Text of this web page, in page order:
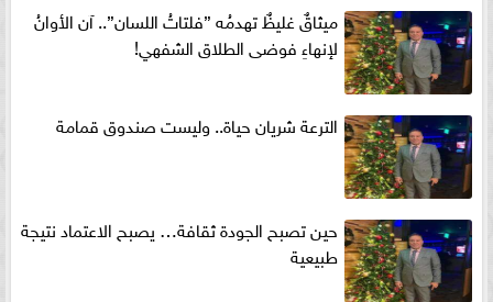
ميثاقٌ غليظٌ تهدمُه ”فلتاتُ اللسان”.. آن الأوانُ
لإنهاءِ فوضى الطلاق الشفهي!
الترعة شريان حياة.. وليست صندوق قمامة
حين تصبح الجودة ثقافة… يصبح الاعتماد نتيجة
طبيعية